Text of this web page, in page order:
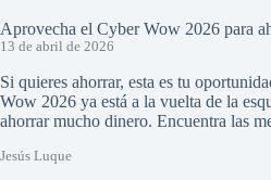
Aprovecha el Cyber Wow 2026 para
13 de abril de 2026
Si quieres ahorrar, esta es tu
Wow 2026 ya está a la vuelta de la
ahorrar mucho dinero. Encuentra las
Jesús Luque